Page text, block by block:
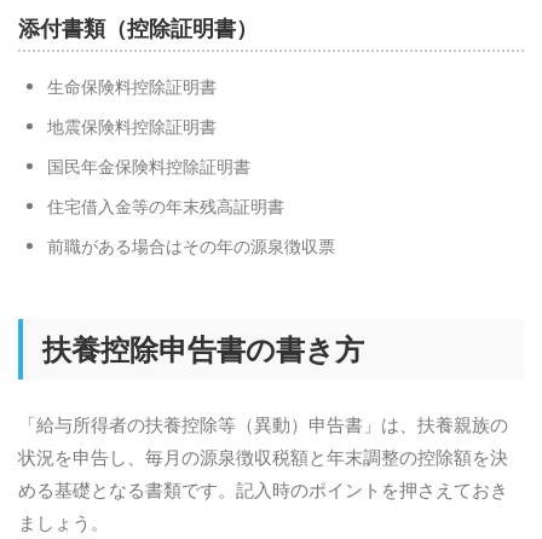
添付書類（控除証明書）
生命保険料控除証明書
地震保険料控除証明書
国民年金保険料控除証明書
住宅借入金等の年末残高証明書
前職がある場合はその年の源泉徴収票
扶養控除申告書の書き方
「給与所得者の扶養控除等（異動）申告書」は、扶養親族の
状況を申告し、毎月の源泉徴収税額と年末調整の控除額を決
める基礎となる書類です。記入時のポイントを押さえておき
ましょう。